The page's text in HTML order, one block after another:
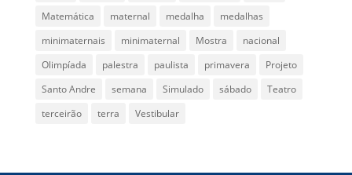
Matemática
maternal medalha
medalhas
minimaternais
minimaternal Mostra
nacional
Olimpíada
palestra paulista primavera
Projeto
Santo Andre
semana Simulado sábado
Teatro
terceirão
terra Vestibular